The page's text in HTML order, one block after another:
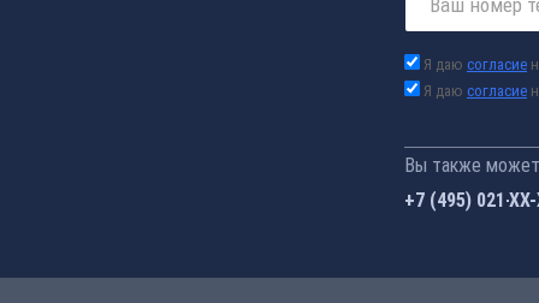
Я даю согласие
Я даю согласие
Вы также
+7 (495) 021-